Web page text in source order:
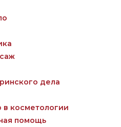
дела
в косметологии
помощь